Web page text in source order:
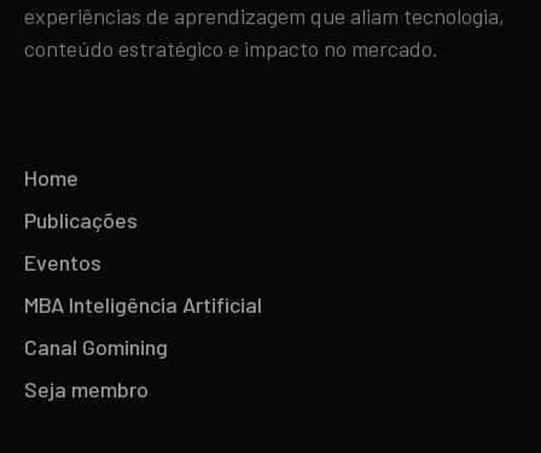
experiências de aprendizagem que aliam tecnologia,
conteúdo estratégico e impacto no mercado.
Home
Publicações
Eventos
MBA Inteligência Artificial
Canal Gomining
Seja membro